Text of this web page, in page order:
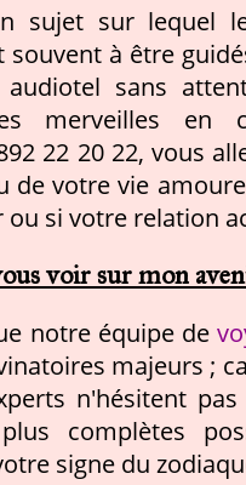
sujet sur lequel
souvent à être
sans
merveilles en
22 20 22, vous
de votre vie
si votre relation
voir sur mon
notre équipe de
majeurs ;
n'hésitent
complètes
signe du